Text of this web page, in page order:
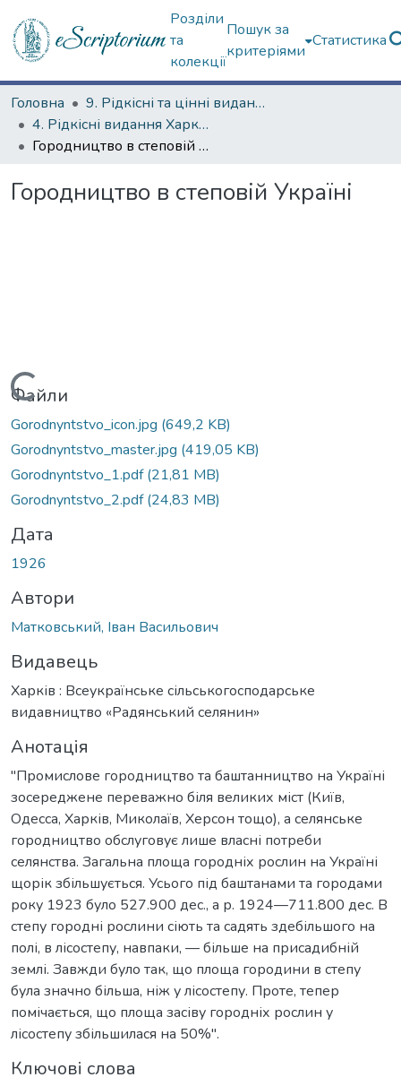
Розділи
та
колекції
Пошук за
критеріями
Статистика
Головна
9. Рідкісні та цінні видання
4. Рідкісні видання Харкова ХХ ст.
Городництво в степовій Україні
Городництво в степовій Україні
Вантажиться...
Файли
Gorodnyntstvo_icon.jpg (649,2 KB)
Gorodnyntstvo_master.jpg (419,05 KB)
Gorodnyntstvo_1.pdf(21,81 MB)
Gorodnyntstvo_2.pdf(24,83 MB)
Дата
1926
Автори
Матковський, Іван Васильович
Видавець
Харків : Всеукраїнське сільськогосподарське
видавництво «Радянський селянин»
Анотація
"Промислове городництво та баштанництво на Україні
зосереджене переважно біля великих міст (Київ,
Одесса, Харків, Миколаїв, Херсон тощо), а селянське
городництво обслуговує лише власні потреби
селянства. Загальна площа городніх рослин на Україні
щорік збільшується. Усього під баштанами та городами
року 1923 було 527.900 дес., а р. 1924—711.800 дес. В
степу городні рослини сіють та садять здебільшого на
полі, в лісостепу, навпаки, — більше на присадибній
землі. Завжди було так, що площа городини в степу
була значно більша, ніж у лісостепу. Проте, тепер
помічається, що площа засіву городніх рослин у
лісостепу збільшилася на 50%".
Ключові слова